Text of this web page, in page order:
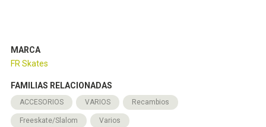
MARCA
FR Skates
FAMILIAS RELACIONADAS
ACCESORIOS VARIOS Recambios
Freeskate/Slalom Varios